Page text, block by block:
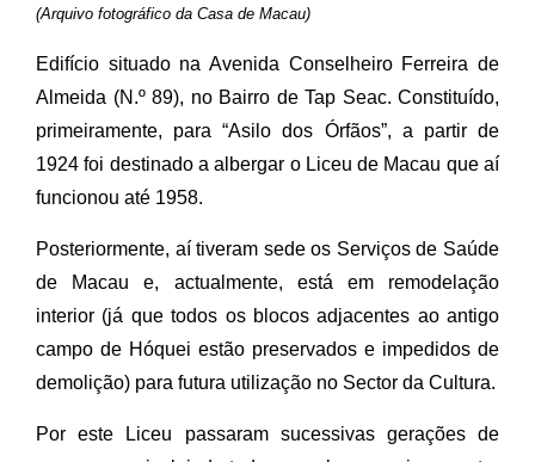
(Arquivo fotográfico da Casa de Macau)
Edifício situado na Avenida Conselheiro Ferreira de
Almeida (N.º 89), no Bairro de Tap Seac. Constituído,
primeiramente, para “Asilo dos Órfãos”, a partir de
1924 foi destinado a albergar o Liceu de Macau que aí
funcionou até 1958.
Posteriormente, aí tiveram sede os Serviços de Saúde
de Macau e, actualmente, está em remodelação
interior (já que todos os blocos adjacentes ao antigo
campo de Hóquei estão preservados e impedidos de
demolição) para futura utilização no Sector da Cultura.
Por este Liceu passaram sucessivas gerações de